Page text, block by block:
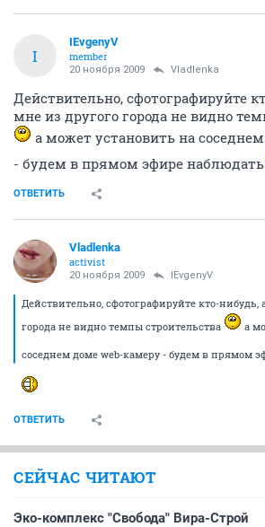
I
IEvgenyV
member
20 ноября 2009 Vladlenka
Действительно, сфотографируйте
мне из другого города не видно
а может установить на
- будем в прямом эфире наблюдать
ОТВЕТИТЬ
Vladlenka
activist
20 ноября 2009 IEvgenyV
Действительно, сфотографируйте кто-нибудь,
города не видно темпы строительства
а
соседнем доме web-камеру - будем в прямом
ОТВЕТИТЬ
СЕЙЧАС ЧИТАЮТ
Эко-комплекс "Свобода" Вира-Строй